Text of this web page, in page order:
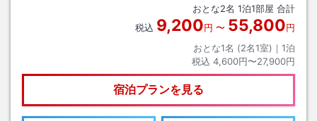
おとな2名 1泊1部屋 合計
税込 9,200円 〜 55,800円
おとな1名 (2名1室)｜ 1泊
税込 4,600円〜27,900円
宿泊プランを見る